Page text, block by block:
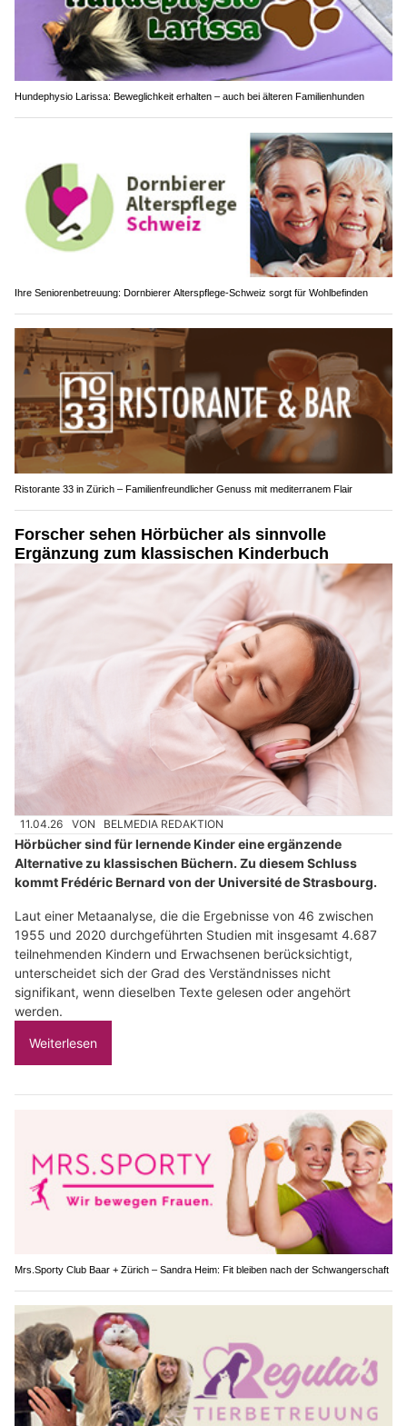
Hundephysio Larissa: Beweglichkeit erhalten – auch bei älteren Familienhunden
Ihre Seniorenbetreuung: Dornbierer Alterspflege-Schweiz sorgt für Wohlbefinden
Ristorante 33 in Zürich – Familienfreundlicher Genuss mit mediterranem Flair
Forscher sehen Hörbücher als sinnvolle
Ergänzung zum klassischen Kinderbuch
11.04.26 VON BELMEDIA REDAKTION
Hörbücher sind für lernende Kinder eine ergänzende
Alternative zu klassischen Büchern. Zu diesem Schluss
kommt Frédéric Bernard von der Université de Strasbourg.
Laut einer Metaanalyse, die die Ergebnisse von 46 zwischen
1955 und 2020 durchgeführten Studien mit insgesamt 4.687
teilnehmenden Kindern und Erwachsenen berücksichtigt,
unterscheidet sich der Grad des Verständnisses nicht
signifikant, wenn dieselben Texte gelesen oder angehört
werden.
Weiterlesen
Mrs.Sporty Club Baar + Zürich – Sandra Heim: Fit bleiben nach der Schwangerschaft